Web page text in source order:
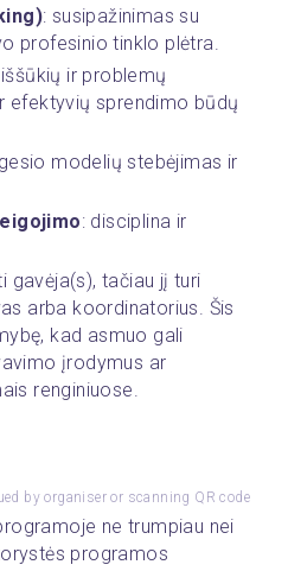
: susipažinimas su
profesinio tinklo plėtra.
iššūkių ir problemų
efektyvių sprendimo būdų
modelių stebėjimas ir
: disciplina ir
gavėja(s), tačiau jį turi
arba koordinatorius. Šis
kad asmuo gali
įrodymus ar
renginiuose.
by organiser or scanning QR code
ne trumpiau nei
programos